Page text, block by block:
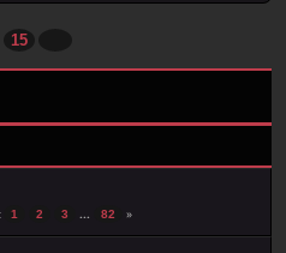
15
1 2 3 ... 82